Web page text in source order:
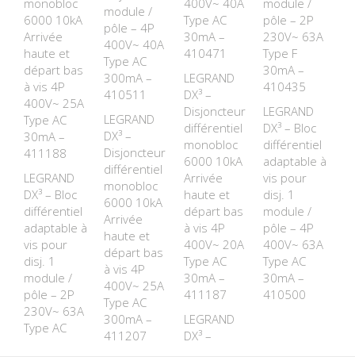
monobloc
6000 10kA
Arrivée
haute et
départ bas
à vis 4P
400V~ 25A
Type AC
30mA –
411188
LEGRAND
DX³ – Bloc
différentiel
adaptable à
vis pour
disj. 1
module /
pôle – 2P
230V~ 63A
Type AC
module /
pôle – 4P
400V~ 40A
Type AC
300mA –
410511
LEGRAND
DX³ –
Disjoncteur
différentiel
monobloc
6000 10kA
Arrivée
haute et
départ bas
à vis 4P
400V~ 25A
Type AC
300mA –
411207
400V~ 40A
Type AC
30mA –
410471
LEGRAND
DX³ –
Disjoncteur
différentiel
monobloc
6000 10kA
Arrivée
haute et
départ bas
à vis 4P
400V~ 20A
Type AC
30mA –
411187
LEGRAND
DX³ –
module /
pôle – 2P
230V~ 63A
Type F
30mA –
410435
LEGRAND
DX³ – Bloc
différentiel
adaptable à
vis pour
disj. 1
module /
pôle – 4P
400V~ 63A
Type AC
30mA –
410500